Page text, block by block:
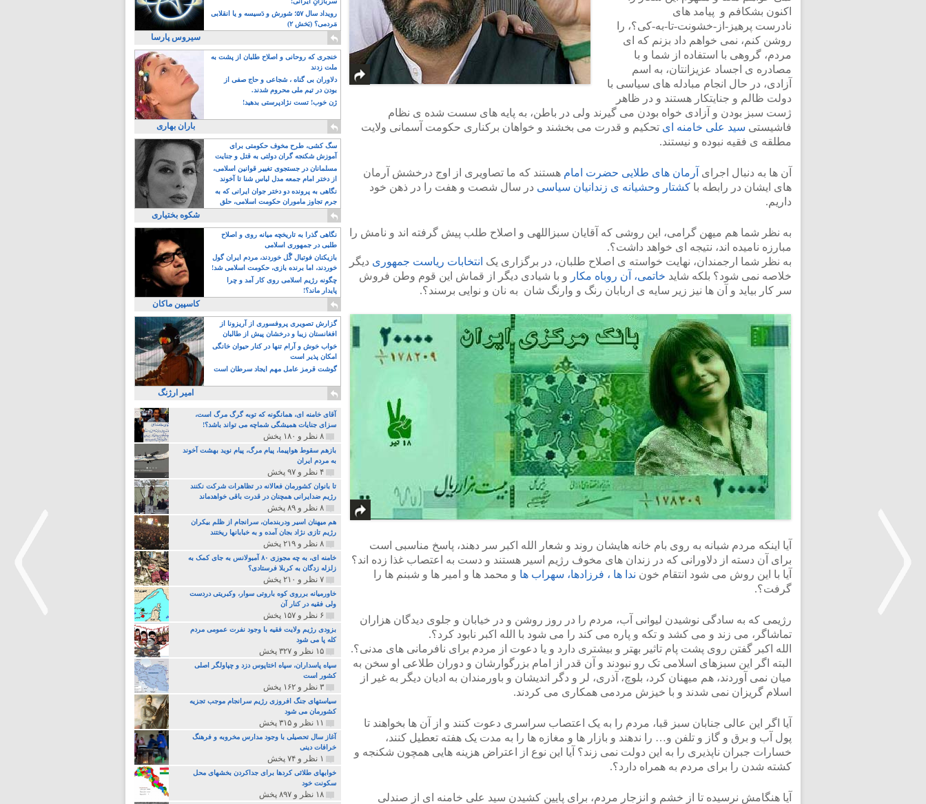
اکنون بشکافم و پیامد های
نادرست پرهیز-از-خشونت-تا-به-کی؟، را
روشن کنم، نمی خواهم داد بزنم که ای
مردم، گروهی با استفاده از شما و با
مصادره ی اجساد عزیزانتان، به اسم
آزادی، در حال انجام مبادله های سیاسی با
دولت ظالم و جنایتکار هستند و در ظاهر
ژست سبز بودن و آزادی خواه بودن می گیرند ولی در باطن، به پایه های سست شده ی نظام
فاشیستی سید علی خامنه ای تحکیم و قدرت می بخشند و خواهان برکناری حکومت آسمانی ولایت
مطلقه ی فقیه نبوده و نیستند.
آن ها به دنبال اجرای آرمان های طلایی حضرت امام هستند که ما تصاویری از اوج درخشش آرمان
های ایشان در رابطه با کشتار وحشیانه ی زندانیان سیاسی در سال شصت و هفت را در ذهن خود
داریم.
به نظر شما هم میهن گرامی، این روشی که آقایان سبزاللهی و اصلاح طلب پیش گرفته اند و نامش را
مبارزه نامیده اند، نتیجه ای خواهد داشت؟.
به نظر شما ارجمندان، نهایت خواسته ی اصلاح طلبان، در برگزاری یک انتخابات ریاست جمهوری دیگر
خلاصه نمی شود؟ بلکه شاید خاتمی، آن روباه مکار و با شیادی دیگر از قماش این قوم وطن فروش
سر کار بیاید و آن ها نیز زیر سایه ی اربابان رنگ و وارنگ شان به نان و نوایی برسند؟.
آیا اینکه مردم شبانه به روی بام خانه هایشان روند و شعار الله اکبر سر دهند، پاسخ مناسبی است
برای آن دسته از دلاورانی که در زندان های مخوف رژیم اسیر هستند و دست به اعتصاب غذا زده اند؟
آیا با این روش می شود انتقام خون ندا ها ، فرزادها، سهراب ها و محمد ها و امیر ها و شبنم ها را
گرفت؟.
رژیمی که به سادگی نوشیدن لیوانی آب، مردم را در روز روشن و در خیابان و جلوی دیدگان هزاران
تماشاگر، می زند و می کشد و تکه و پاره می کند را می شود با الله اکبر نابود کرد؟.
الله اکبر گفتن روی پشت پام تاثیر بهتر و بیشتری دارد و یا دعوت از مردم برای نافرمانی های مدنی؟.
البته اگر این سبزهای اسلامی تک رو نبودند و آن قدر از امام بزرگوارشان و دوران طلاعی او سخن به
میان نمی آوردند، هم میهنان کرد، بلوچ، آذری، لر و دگر اندیشان و باورمندان به ادیان دیگر به غیر از
اسلام گریزان نمی شدند و با خیزش مردمی همکاری می کردند.
آیا اگر این عالی جنابان سبز قبا، مردم را به یک اعتصاب سراسری دعوت کنند و از آن ها بخواهند تا
پول آب و برق و گاز و تلفن و… را ندهند و بازار ها و مغازه ها را به مدت یک هفته تعطیل کنند،
خسارات جبران ناپذیری را به این دولت نمی زند؟ آیا این نوع از اعتراض هزینه هایی همچون شکنجه و
کشته شدن را برای مردم به همراه دارد؟.
آیا هنگامش نرسیده تا از خشم و انزجار مردم، برای پایین کشیدن سید علی خامنه ای از صندلی
رویداد سال ۵۷؛ شورش و دَسیسه و یا انقلابی
مَردمی؟ (بَخش ۲)
سیروس پارسا
خنجری که روحانی و اصلاح طلبان از پشت به
ملت زدند
دلاوران بی گناه ، شجاعی و حاج صفی از
بودن در تیم ملی محروم شدند.
ژن خوب! تست نژادپرستی بدهید!
باران بهاری
سگ کشی، طرح مخوف حکومتی برای
آموزش شکنجه گران دولتی به قتل و جنایت
بیشتر
مسلمانان در جستجوی تغییر قوانین اسلامی،
از دختر امام جمعه مدل لباس شنا تا آخوند
مسلمان همجنسگرا!
نگاهی به پرونده دو دختر جوان ایرانی که به
جرم تجاوز ماموران حکومت اسلامی، حلق
آویز شدند!
شکوه بختیاری
نگاهی گذرا به تاریخچه میانه روی و اصلاح
طلبی در جمهوری اسلامی
بازیکنان فوتبال گًل خوردند، مردم ایران گول
خوردند، اما برنده بازی، حکومت اسلامی شد!
چگونه رژیم اسلامی روی کار آمد و چرا
پایدار ماند؟!
کاسپین ماکان
گزارش تصویری پروفسوری از آریزونا از
افغانستان زیبا و درخشان پیش از طالبان
خواب خوش و آرام تنها در کنار حیوان خانگی
امکان پذیر است
گوشت قرمز عامل مهم ایجاد سرطان است
امیر ارژنگ
آقای خامنه ای، همانگونه که توبه گرگ مرگ است،
سزای جنایات همیشگی شماچه می تواند باشد؟!
۸ نظر و ۱۸۰ پخش
بازهم سقوط هواپیما، پیام مرگ، پیام نوید بهشت آخوند
به مردم ایران
۴ نظر و ۹۷ پخش
تا بانوان کشورمان فعالانه در تظاهرات شرکت نکنند
رژیم ضدایرانی همچنان در قدرت باقی خواهدماند
۸ نظر و ۸۹ پخش
هم میهنان اسیر ودربندمان، سرانجام از ظلم بیکران
رژیم تازی نژاد بجان آمده و به خبابانها ریختند
۸ نظر و ۲۱۹ پخش
خامنه ای، به چه مجوزی ۸۰ آمبولانس به جای کمک به
زلزله زدگان به کربلا فرستادی؟
۷ نظر و ۲۱۰ پخش
خاورمیانه برروی کوه باروتی سوار، وکبریتی دردست
ولی فقیه در کنار آن
۶ نظر و ۱۵۷ پخش
بزودی رژیم ولایت فقیه با وجود نفرت عمومی مردم
کله پا می شود
۱۵ نظر و ۳۲۷ پخش
سپاه پاسداران، سپاه اختاپوس دزد و چپاولگر اصلی
کشور است
۳ نظر و ۱۶۲ پخش
سیاستهای جنگ افروزی رژیم سرانجام موجب تجزیه
کشورمان می شود
۱۱ نظر و ۳۱۵ پخش
آغاز سال تحصیلی با وجود مدارس مخروبه و فرهنگ
خرافات دینی
۱ نظر و ۷۴ پخش
خوابهای طلائی کردها برای جداکردن بخشهای محل
سکونت خود
۱۸ نظر و ۸۹۷ پخش